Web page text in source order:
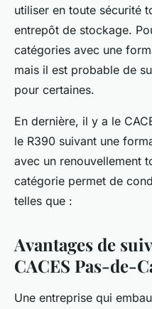
utiliser en toute sécurité
entrepôt de stockage.
catégories avec une
mais il est probable de
pour certaines.
En dernière, il y a le
le R390 suivant une
avec un renouvellement
catégorie permet de
telles que :
Avantages de
CACES Pas-de-
Une entreprise qui